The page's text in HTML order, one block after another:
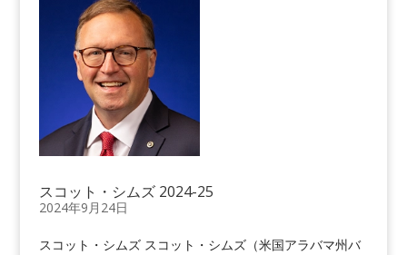
スコット・シムズ 2024-25
2024年9月24日
スコット・シムズ スコット・シムズ（米国アラバマ州バ